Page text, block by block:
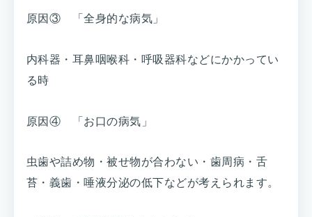
原因③ 「全身的な病気」
内科器・耳鼻咽喉科・呼吸器科などにかかってい
る時
原因④ 「お口の病気」
虫歯や詰め物・被せ物が合わない・歯周病・舌
苔・義歯・唾液分泌の低下などが考えられます。